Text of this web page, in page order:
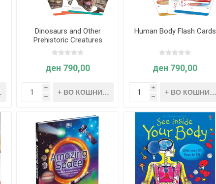
Dinosaurs and Other
Prehistoric Creatures
Flash Cards
ден 790,00
i
h
Human Body Flash Cards
ден 790,00
i
h